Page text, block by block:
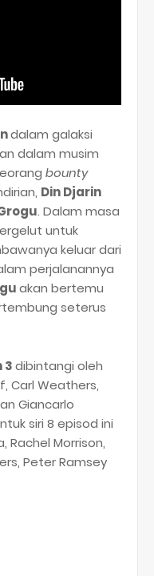
dalam galaksi
dalam musim
bounty
Din Djarin
. Dalam masa
untuk
keluar dari
perjalanannya
akan bertemu
seterus
3dibintangi oleh
Carl Weathers,
Giancarlo
siri 8 episod ini
Rachel Morrison,
Peter Ramsey